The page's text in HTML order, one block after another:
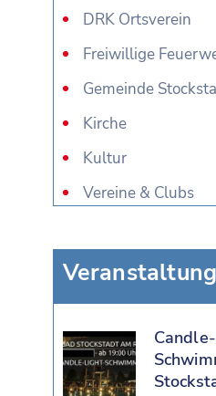
DRK Ortsverein
Freiwillige
Gemeinde
Kirche
Kultur
Vereine & Clubs